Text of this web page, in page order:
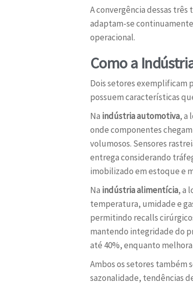
A convergência dessas
adaptam-se continuamente
operacional.
Como a
Dois setores exemplificam
possuem características
Na indústria automotiva, a
onde componentes
volumosos. Sensores
entrega considerando
imobilizado em estoque e
Na indústria alimentícia, a
temperatura, umidade e
permitindo recalls
mantendo integridade do
até 40%, enquanto
Ambos os setores também
sazonalidade, tendências